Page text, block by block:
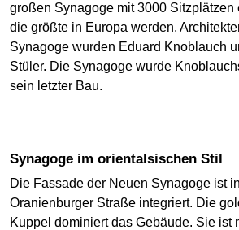
großen Synagoge mit 3000 Sitzplätzen
die größte in Europa werden.
Synagoge wurden Eduard Knoblauch
Stüler. Die Synagoge wurde
sein letzter Bau.
Synagoge im orientalsischen Stil
Die Fassade der Neuen Synagoge ist
Oranienburger Straße integriert. Die
Kuppel dominiert das Gebäude. Sie ist